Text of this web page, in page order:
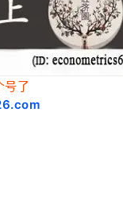
号了